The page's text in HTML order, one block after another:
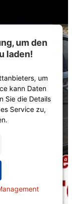
um den
laden!
um
kann Daten
Sie die Details
Service zu,